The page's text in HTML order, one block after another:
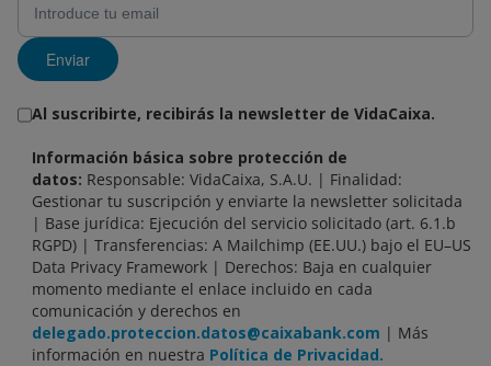
Enviar
Al suscribirte, recibirás la newsletter de VidaCaixa.
Información básica sobre protección de
datos: Responsable: VidaCaixa, S.A.U. | Finalidad:
Gestionar tu suscripción y enviarte la newsletter solicitada
| Base jurídica: Ejecución del servicio solicitado (art. 6.1.b
RGPD) | Transferencias: A Mailchimp (EE.UU.) bajo el EU–US
Data Privacy Framework | Derechos: Baja en cualquier
momento mediante el enlace incluido en cada
comunicación y derechos en
delegado.proteccion.datos@caixabank.com | Más
información en nuestra Política de Privacidad.